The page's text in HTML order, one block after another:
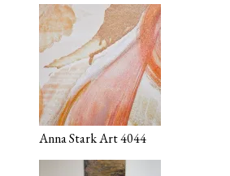
Anna Stark Art 4044